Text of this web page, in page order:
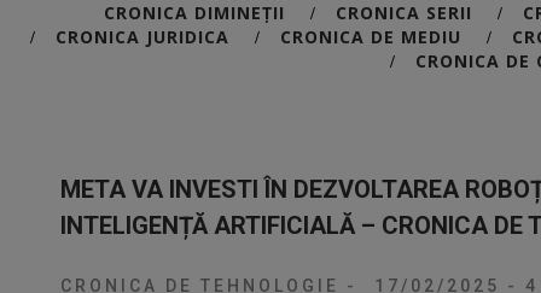
CRONICA DIMINEȚII / CRONICA SERII /
/ CRONICA JURIDICA / CRONICA DE MEDIU /
/ CRONICA DE
META VA INVESTI ÎN DEZVOLTAREA
INTELIGENȚĂ ARTIFICIALĂ – CRONICA DE
CRONICA DE TEHNOLOGIE - 17/02/2025 - 4